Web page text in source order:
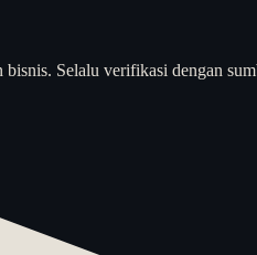
Selalu verifikasi dengan